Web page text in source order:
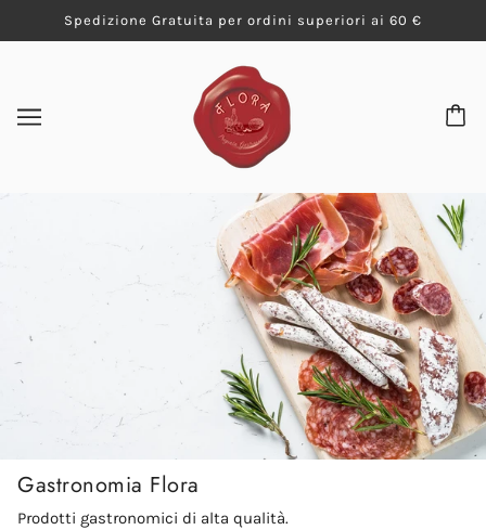
Spedizione Gratuita per ordini superiori ai 60 €
Gastronomia Flora
Prodotti gastronomici di alta qualità.